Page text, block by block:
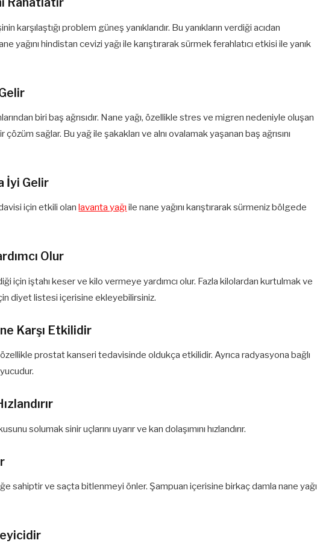
karşılaştığı problem güneş yanıklarıdır. Bu yanıkların verdiği acıdan
yağını hindistan cevizi yağı ile karıştırarak sürmek ferahlatıcı etkisi ile yanık
biri baş ağrısıdır. Nane yağı, özellikle stres ve migren nedeniyle oluşan
çözüm sağlar. Bu yağ ile şakakları ve alnı ovalamak yaşanan baş ağrısını
İyi Gelir
için etkili olan lavanta yağı ile nane yağını karıştırarak sürmeniz bölgede
Olur
için iştahı keser ve kilo vermeye yardımcı olur. Fazla kilolardan kurtulmak ve
diyet listesi içerisine ekleyebilirsiniz.
Karşı Etkilidir
prostat kanseri tedavisinde oldukça etkilidir. Ayrıca radyasyona bağlı
solumak sinir uçlarını uyarır ve kan dolaşımını hızlandırır.
sahiptir ve saçta bitlenmeyi önler. Şampuan içerisine birkaç damla nane yağı